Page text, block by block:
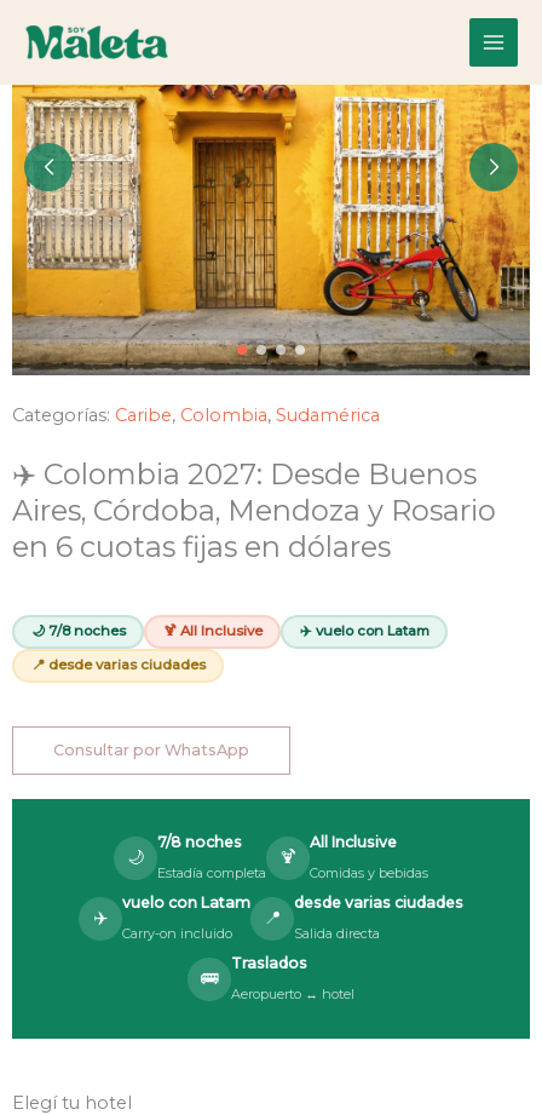
contenido
🔥MALETA SALE
Categorías: Caribe, Colombia, Sudamérica
✈️ Colombia 2027: Desde Buenos
Aires, Córdoba, Mendoza y Rosario
en 6 cuotas fijas en dólares
🌙 7/8 noches 🍹 All Inclusive
✈️ vuelo con Latam
📍 desde varias ciudades
Consultar por WhatsApp
🌙
7/8 noches
Estadía completa
🍹
All Inclusive
Comidas y bebidas
✈️
vuelo con Latam
Carry-on incluido
📍
desde varias ciudades
Salida directa
🚌
Traslados
Aeropuerto ↔ hotel
Elegí tu hotel